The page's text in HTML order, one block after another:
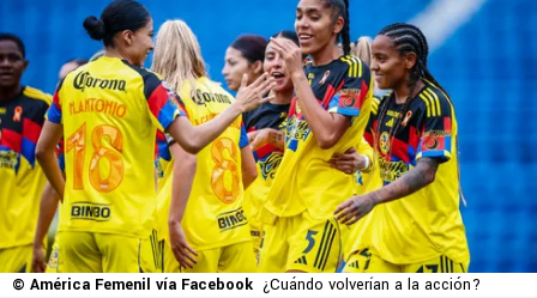
© América Femenil vía Facebook ¿Cuándo volverían a la acción?